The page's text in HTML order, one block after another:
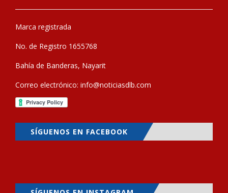
Marca registrada
No. de Registro 1655768
Bahía de Banderas, Nayarit
Correo electrónico: info@noticiasdlb.com
SÍGUENOS EN FACEBOOK